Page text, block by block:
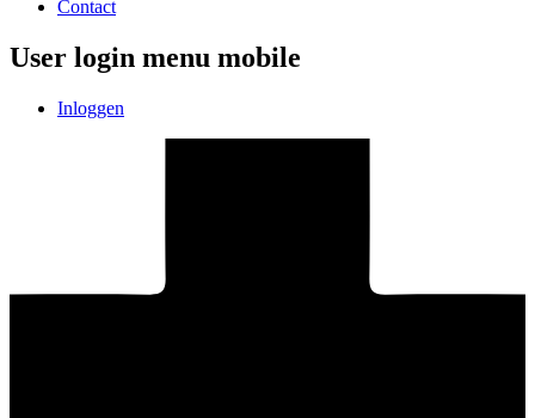
Contact
User login menu mobile
Inloggen